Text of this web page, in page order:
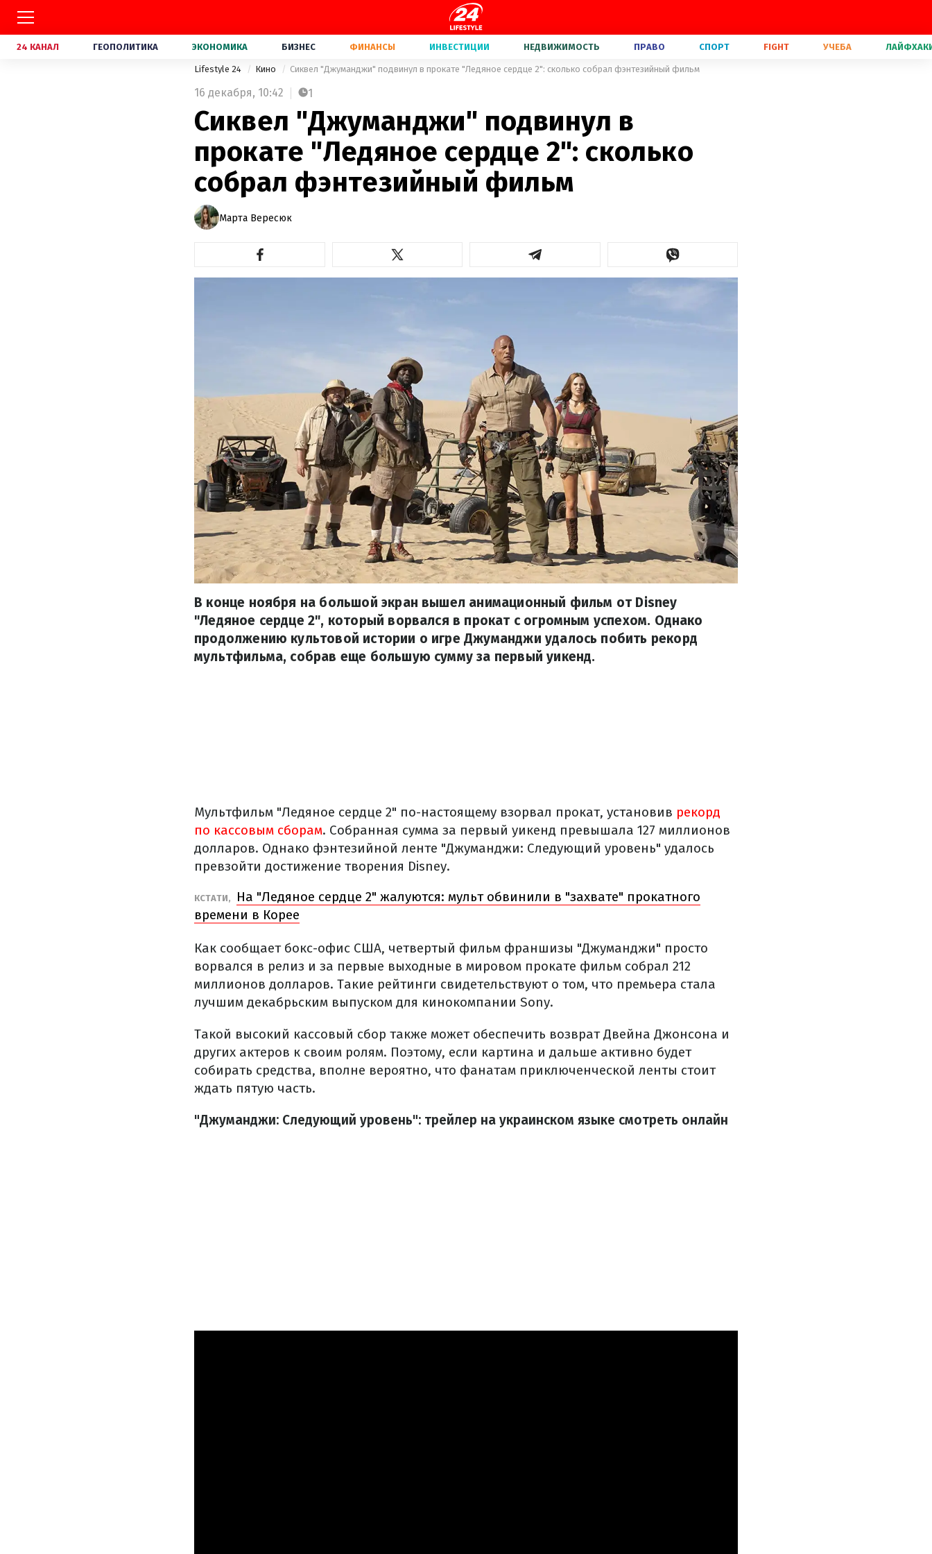
24 КАНАЛ ГЕОПОЛИТИКА ЭКОНОМИКА БИЗНЕС ФИНАНСЫ ИНВЕСТИЦИИ НЕДВИЖИМОСТЬ ПРАВО СПОРТ FIGHT УЧЕБА
Lifestyle 24 Кино Сиквел "Джуманджи" подвинул в прокате "Ледяное сердце 2": сколько собрал фэнтезийный фильм
16 декабря, 10:42 1
Сиквел "Джуманджи" подвинул в
прокате "Ледяное сердце 2": сколько
собрал фэнтезийный фильм
Марта Вересюк
В конце ноября на большой экран вышел анимационный фильм от Disney
"Ледяное сердце 2", который ворвался в прокат с огромным успехом. Однако
продолжению культовой истории о игре Джуманджи удалось побить рекорд
мультфильма, собрав еще большую сумму за первый уикенд.
Мультфильм "Ледяное сердце 2" по-настоящему взорвал прокат, установив рекорд
по кассовым сборам. Собранная сумма за первый уикенд превышала 127 миллионов
долларов. Однако фэнтезийной ленте "Джуманджи: Следующий уровень" удалось
превзойти достижение творения Disney.
КСТАТИ,
На "Ледяное сердце 2" жалуются: мульт обвинили в "захвате" прокатного
времени в Корее
Как сообщает бокс-офис США, четвертый фильм франшизы "Джуманджи" просто
ворвался в релиз и за первые выходные в мировом прокате фильм собрал 212
миллионов долларов. Такие рейтинги свидетельствуют о том, что премьера стала
лучшим декабрьским выпуском для кинокомпании Sony.
Такой высокий кассовый сбор также может обеспечить возврат Двейна Джонсона и
других актеров к своим ролям. Поэтому, если картина и дальше активно будет
собирать средства, вполне вероятно, что фанатам приключенческой ленты стоит
ждать пятую часть.
"Джуманджи: Следующий уровень": трейлер на украинском языке смотреть онлайн